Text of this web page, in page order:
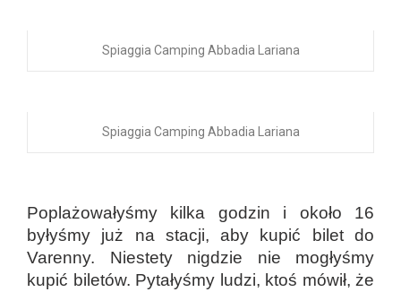
Spiaggia Camping Abbadia Lariana
Spiaggia Camping Abbadia Lariana
Poplażowałyśmy kilka godzin i około 16
byłyśmy już na stacji, aby kupić bilet do
Varenny. Niestety nigdzie nie mogłyśmy
kupić biletów. Pytałyśmy ludzi, ktoś mówił, że